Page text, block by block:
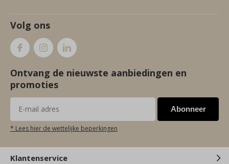
Volg ons
Ontvang de nieuwste aanbiedingen en
promoties
Abonneer
* Lees hier de wettelijke beperkingen
Klantenservice